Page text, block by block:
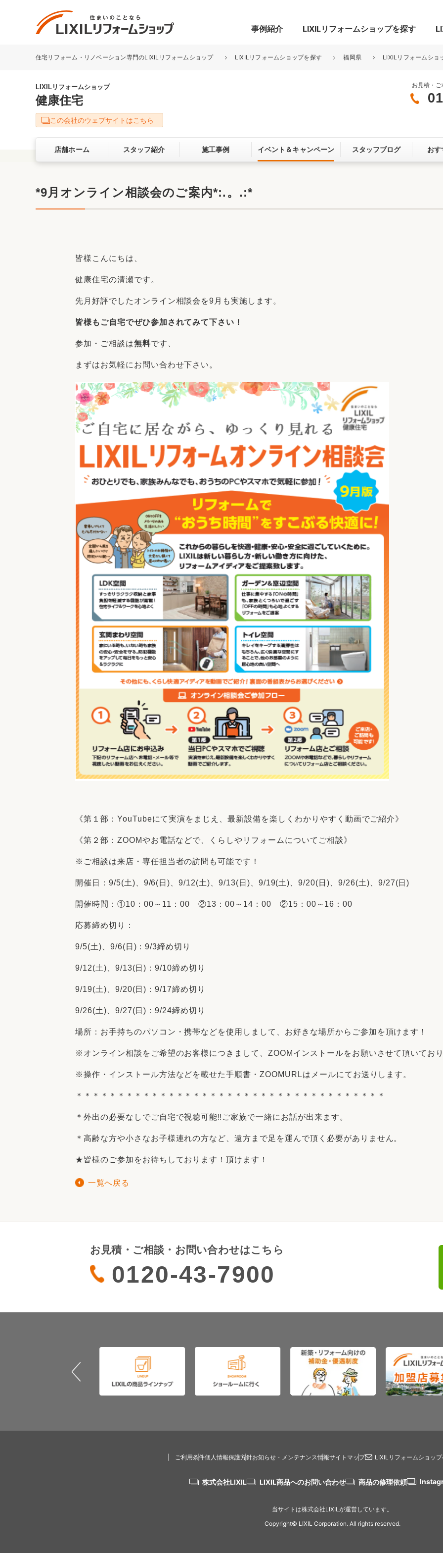
事例紹介
リフォーム事例を探す
キッチン
洗面化粧室 トイレ 玄関まわり 門まわり
ベランダ・バルコニー ガーデンスペース カースペース
お客さまの声
LIXILリフォームショップを探す
LIXILリフォームショップについて
サービス向上・品質改善の取り組み お客さま満足度アンケート
ここちい
リフォームコンシェルジュ®
中古物件探しから性能向上リフォームをワン
住宅リフォーム・リノベーション専門のLIXILリフォームショップ LIXILリフォームショップを探す 福岡県 LIXILリフォームショ
LIXILリフォームショップ
健康住宅
お見積・
この会社のウェブサイトはこちら
店舗ホーム スタッフ紹介 施工事例 イベント＆キャンペーン スタッフブログ おす
*9月オンライン相談会のご案内*:.。.:*
皆様こんにちは、
健康住宅の清瀬です。
先月好評でしたオンライン相談会を9月も実施します。
皆様もご自宅でぜひ参加されてみて下さい！
参加・ご相談は無料です、
まずはお気軽にお問い合わせ下さい。
《第１部：YouTubeにて実演をまじえ、最新設備を楽しくわかりやすく動画でご紹介》
《第２部：ZOOMやお電話などで、くらしやリフォームについてご相談》
※ご相談は来店・専任担当者の訪問も可能です！
開催日：9/5(土)、9/6(日)、9/12(土)、9/13(日)、9/19(土)、9/20(日)、9/26(土)、9/27(日)
開催時間：①10：00～11：00 ②13：00～14：00 ②15：00～16：00
応募締め切り：
9/5(土)、9/6(日)：9/3締め切り
9/12(土)、9/13(日)：9/10締め切り
9/19(土)、9/20(日)：9/17締め切り
9/26(土)、9/27(日)：9/24締め切り
場所：お手持ちのパソコン・携帯などを使用しまして、お好きな場所からご参加を頂けます！
※オンライン相談をご希望のお客様につきまして、ZOOMインストールをお願いさせて頂いてお
※操作・インストール方法などを載せた手順書・ZOOMURLはメールにてお送りします。
＊＊＊＊＊＊＊＊＊＊＊＊＊＊＊＊＊＊＊＊＊＊＊＊＊＊＊＊＊＊＊＊＊＊＊＊＊
＊外出の必要なしでご自宅で視聴可能‼ご家族で一緒にお話が出来ます。
＊高齢な方や小さなお子様連れの方など、遠方まで足を運んで頂く必要がありません。
★皆様のご参加をお待ちしております！頂けます！
一覧へ戻る
お見積・ご相談・お問い合わせはこちら
0120-43-7900
ご利用条件個人情報保護方針お知らせ・メンテナンス情報サイトマップ LIXILリフォームショッ
株式会社LIXIL LIXIL商品へのお問い合わせ 商品の修理依頼
当サイトは株式会社LIXILが運営しています。
Copyright© LIXIL Corporation. All rights reserved.